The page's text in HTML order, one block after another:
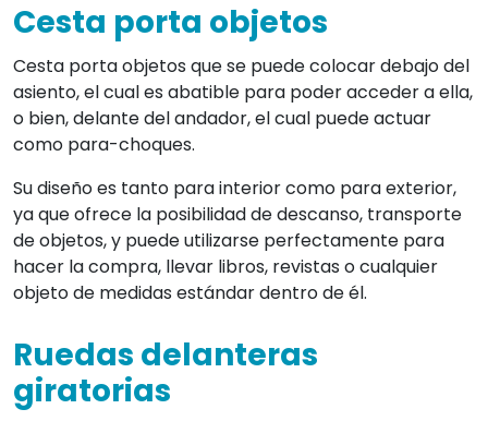
Cesta porta objetos
Cesta porta objetos que se puede colocar debajo del
asiento, el cual es abatible para poder acceder a ella,
o bien, delante del andador, el cual puede actuar
como para-choques.
Su diseño es tanto para interior como para exterior,
ya que ofrece la posibilidad de descanso, transporte
de objetos, y puede utilizarse perfectamente para
hacer la compra, llevar libros, revistas o cualquier
objeto de medidas estándar dentro de él.
Ruedas delanteras
giratorias